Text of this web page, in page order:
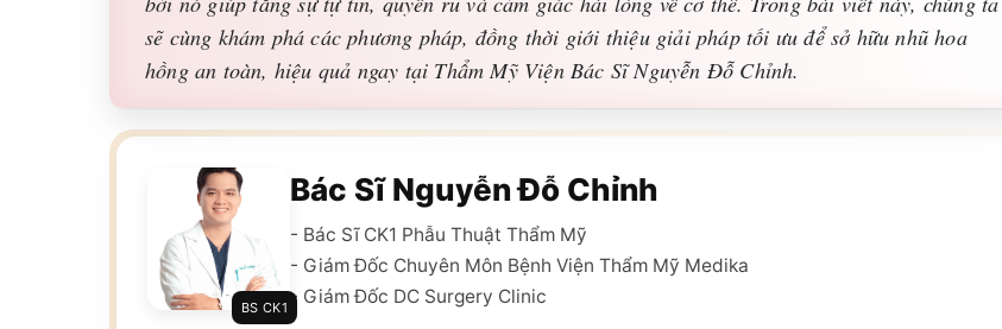
sẽ cùng khám phá các phương pháp, đồng thời giới thiệu giải pháp tối ưu để sở hữu nhũ hoa
hồng an toàn, hiệu quả ngay tại Thẩm Mỹ Viện Bác Sĩ Nguyễn Đỗ Chỉnh.
BS CK1
Bác Sĩ Nguyễn Đỗ Chỉnh
- Bác Sĩ CK1 Phẫu Thuật Thẩm Mỹ
- Giám Đốc Chuyên Môn Bệnh Viện Thẩm Mỹ Medika
- Giám Đốc DC Surgery Clinic